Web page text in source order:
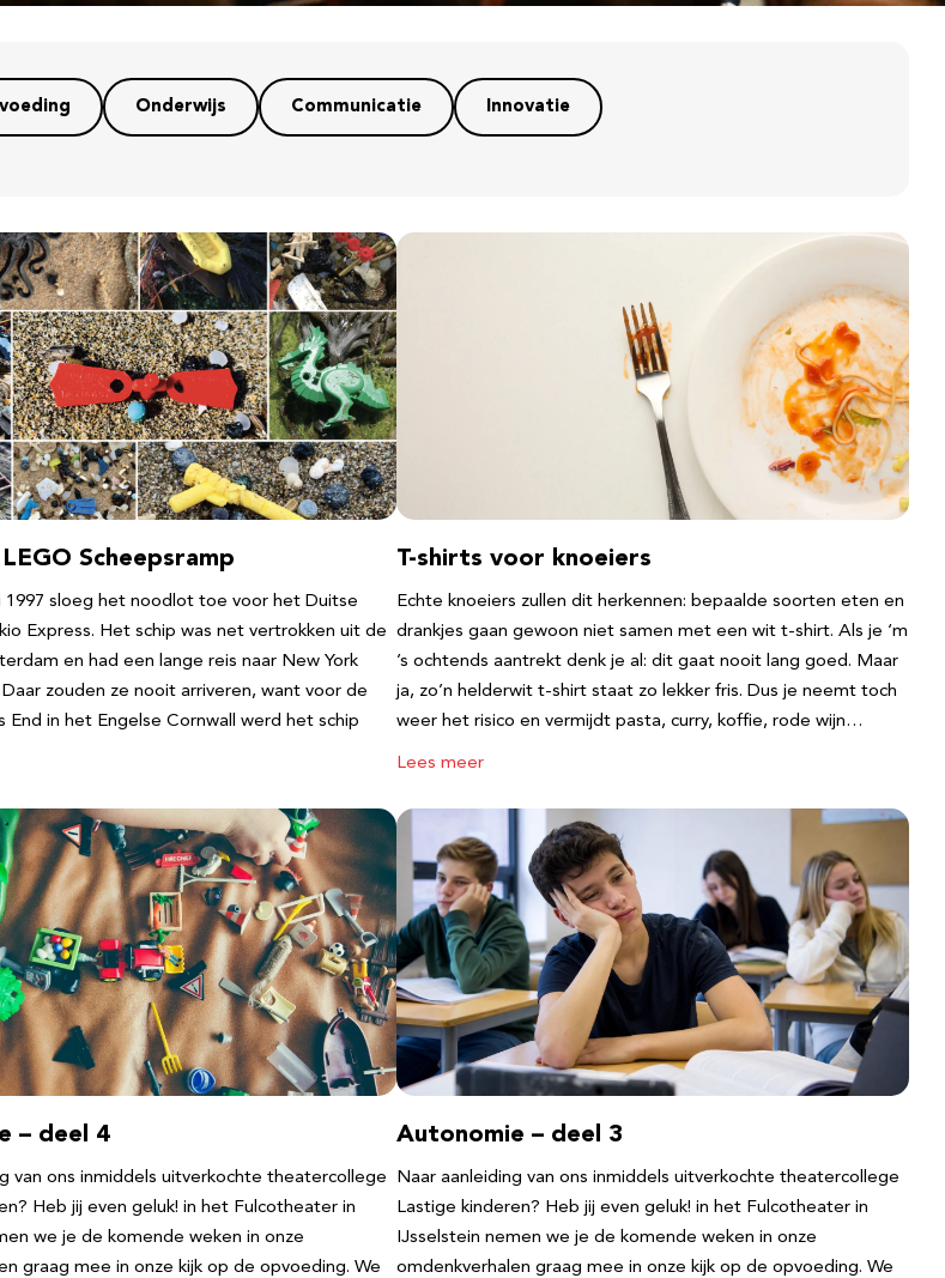
Onderwijs Communicatie Innovatie
Scheepsramp
1997 sloeg het noodlot toe voor het Duitse
Express. Het schip was net vertrokken uit de
en had een lange reis naar New York
zouden ze nooit arriveren, want voor de
End in het Engelse Cornwall werd het schip
T-shirts voor knoeiers
Echte knoeiers zullen dit herkennen: bepaalde soorten eten en
drankjes gaan gewoon niet samen met een wit t-shirt. Als je ‘m
’s ochtends aantrekt denk je al: dit gaat nooit lang goed. Maar
ja, zo’n helderwit t-shirt staat zo lekker fris. Dus je neemt toch
weer het risico en vermijdt pasta, curry, koffie, rode wijn…
Lees meer
– deel 4
van ons inmiddels uitverkochte theatercollege
Heb jij even geluk! in het Fulcotheater in
we je de komende weken in onze
graag mee in onze kijk op de opvoeding. We
Autonomie – deel 3
Naar aanleiding van ons inmiddels uitverkochte theatercollege
Lastige kinderen? Heb jij even geluk! in het Fulcotheater in
IJsselstein nemen we je de komende weken in onze
omdenkverhalen graag mee in onze kijk op de opvoeding. We